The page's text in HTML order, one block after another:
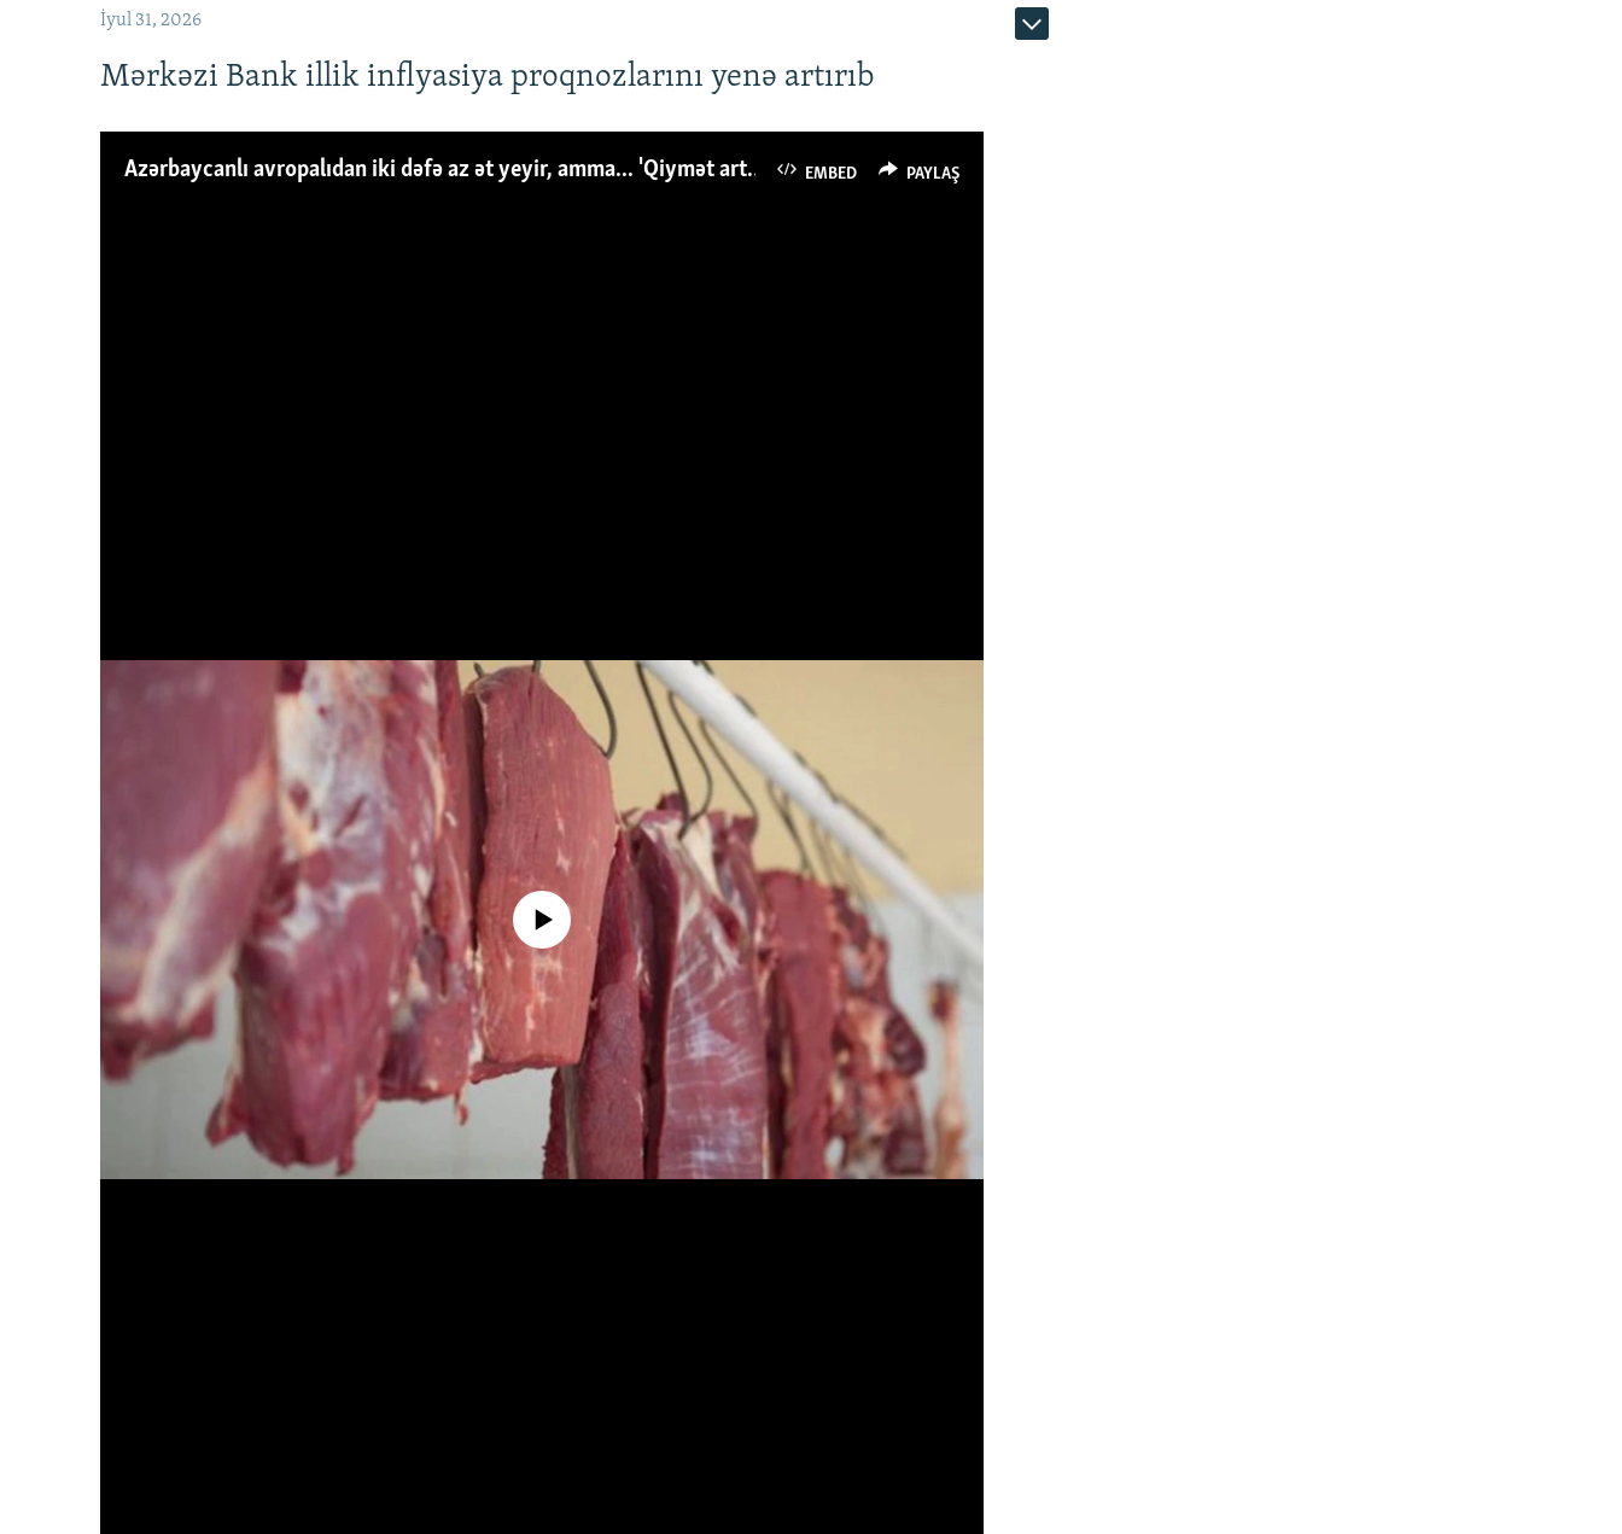
İyul 31, 2026
Mərkəzi Bank illik inflyasiya proqnozlarını yenə artırıb
EMBED PAYLAŞ
Azərbaycanlı avropalıdan iki dəfə az ət yeyir, amma... 'Qiymət artımı qaçılmazdır'
No media source currently available